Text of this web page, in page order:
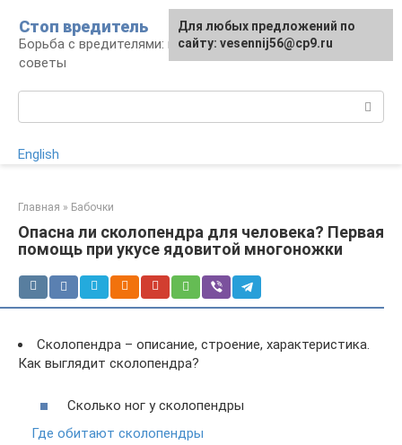
контенту
Стоп вредитель
Борьба с вредителями: правила, средства,
советы
English
Главная » Бабочки
Опасна ли сколопендра для человека? Первая
помощь при укусе ядовитой многоножки
Сколопендра – описание, строение, характеристика.
Как выглядит сколопендра?
Сколько ног у сколопендры
Где обитают сколопендры
Для любых предложений по
сайту: vesennij56@cp9.ru